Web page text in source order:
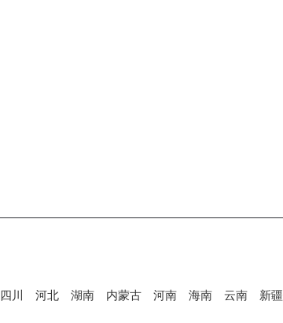
四川 河北 湖南 内蒙古 河南 海南 云南 新疆